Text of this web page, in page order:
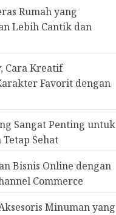
Rumah yang
Lebih Cantik dan
Cara Kreatif
Favorit dengan
Sangat Penting untuk
Sehat
Bisnis Online dengan
Commerce
Minuman yang